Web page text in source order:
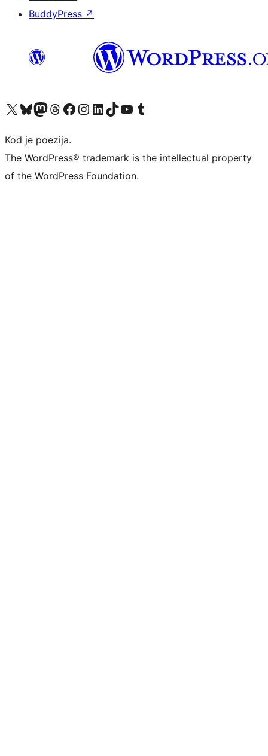
BuddyPress ↗
Visit our X (formerly Twitter) account
Visit our Bluesky account
Visit our Mastodon account
Visit our Threads account
Visit our Facebook page
Visit our Instagram account
Visit our LinkedIn account
Visit our TikTok account
Visit our YouTube channel
Visit our Tumblr account
Kod je poezija.
The WordPress® trademark is the intellectual property
of the WordPress Foundation.